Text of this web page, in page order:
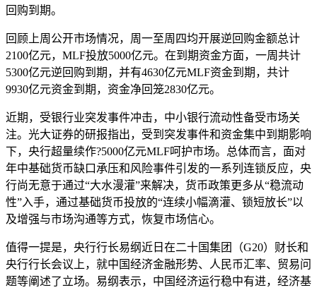
回购到期。
回顾上周公开市场情况，周一至周四均开展逆回购金额总计
2100亿元，MLF投放5000亿元。在到期资金方面，一周共计
5300亿元逆回购到期，并有4630亿元MLF资金到期，共计
9930亿元资金到期，资金净回笼2830亿元。
近期，受银行业突发事件冲击，中小银行流动性备受市场关
注。光大证券的研报指出，受到突发事件和资金集中到期影响
下，央行超量续作?5000亿元MLF呵护市场。总体而言，面对
年中基础货币缺口承压和风险事件引发的一系列连锁反应，央
行尚无意于通过“大水漫灌”来解决，货币政策更多从“稳流动
性”入手，通过基础货币投放的“连续小幅滴灌、锁短放长”以
及增强与市场沟通等方式，恢复市场信心。
值得一提是，央行行长易纲近日在二十国集团（G20）财长和
央行行长会议上，就中国经济金融形势、人民币汇率、贸易问
题等阐述了立场。易纲表示，中国经济运行稳中有进，经济基